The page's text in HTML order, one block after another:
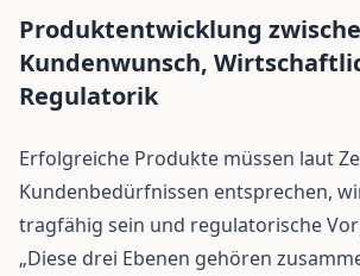
Produktentwicklung
Kundenwunsch,
Regulatorik
Erfolgreiche Produkte müssen laut
Kundenbedürfnissen entsprechen,
tragfähig sein und regulatorische
„Diese drei Ebenen gehören